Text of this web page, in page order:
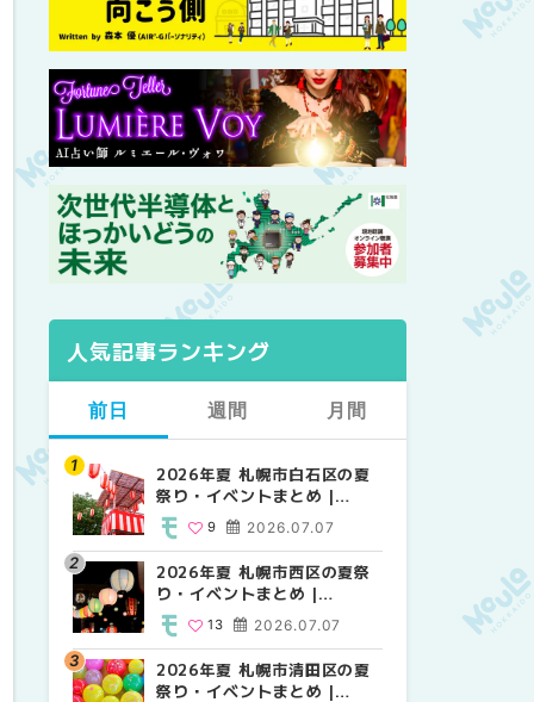
人気記事ランキング
前日
2026年夏 札幌市白石区の夏
祭り・イベントまとめ |
MouLa HOKKAIDO
2026.07.07
9
2026年夏 札幌市西区の夏祭
り・イベントまとめ |
MouLa HOKKAIDO
2026.07.07
13
2026年夏 札幌市清田区の夏
祭り・イベントまとめ |
週間
2026年夏 札幌市西区の夏祭
り・イベントまとめ |
13
【2026年最新】札幌のおすす
めビアガーデン｜オープン日
順に徹底紹介！大通公園から
穴場テラスまで | MouLa
HOKKAIDO
24
2026年夏 札幌市白石区の夏
祭り・イベントまとめ |
月間
【2026年最新】札幌のおすす
めビアガーデン｜オープン日
穴場テラスまで | MouLa
HOKKAIDO
24
2026年夏 札幌市北区の夏祭
り・イベントまとめ |
9
2026年夏 札幌市白石区の夏
祭り・イベントまとめ |